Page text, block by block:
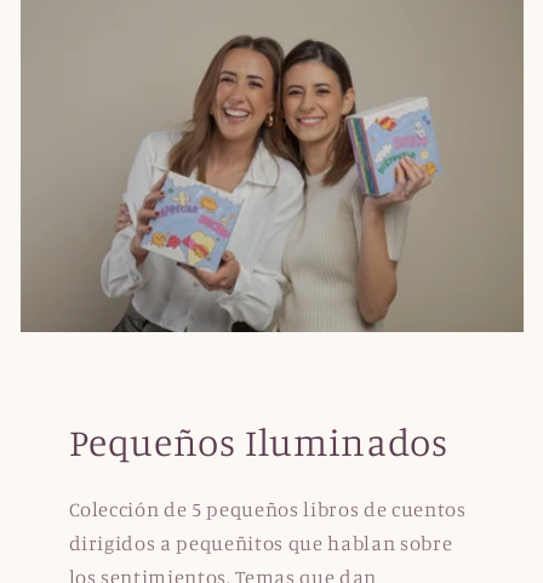
Pequeños Iluminados
Colección de 5 pequeños libros de cuentos
dirigidos a pequeñitos que hablan sobre
los sentimientos. Temas que dan